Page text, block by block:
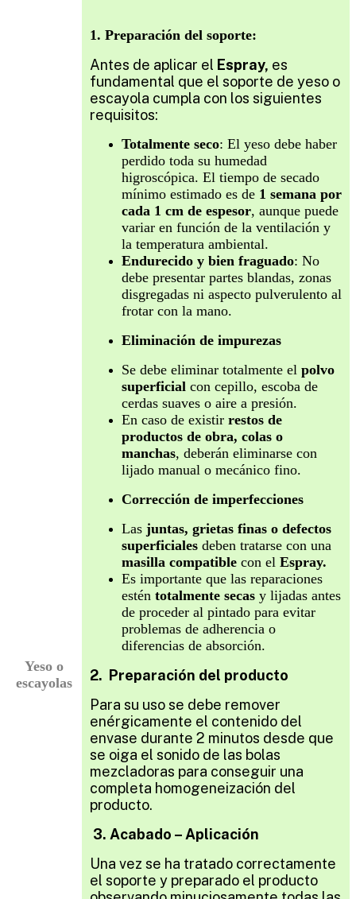
Yeso o
escayolas
1. Preparación del soporte:
Antes de aplicar el Espray, es
fundamental que el soporte de yeso o
escayola cumpla con los siguientes
requisitos:
Totalmente seco: El yeso debe haber
perdido toda su humedad
higroscópica. El tiempo de secado
mínimo estimado es de 1 semana por
cada 1 cm de espesor, aunque puede
variar en función de la ventilación y
la temperatura ambiental.
Endurecido y bien fraguado: No
debe presentar partes blandas, zonas
disgregadas ni aspecto pulverulento al
frotar con la mano.
Eliminación de impurezas
Se debe eliminar totalmente el polvo
superficial con cepillo, escoba de
cerdas suaves o aire a presión.
En caso de existir restos de
productos de obra, colas o
manchas, deberán eliminarse con
lijado manual o mecánico fino.
Corrección de imperfecciones
Las juntas, grietas finas o defectos
superficiales deben tratarse con una
masilla compatible con el Espray.
Es importante que las reparaciones
estén totalmente secas y lijadas antes
de proceder al pintado para evitar
problemas de adherencia o
diferencias de absorción.
2. Preparación del producto
Para su uso se debe remover
enérgicamente el contenido del
envase durante 2 minutos desde que
se oiga el sonido de las bolas
mezcladoras para conseguir una
completa homogeneización del
producto.
3. Acabado – Aplicación
Una vez se ha tratado correctamente
el soporte y preparado el producto